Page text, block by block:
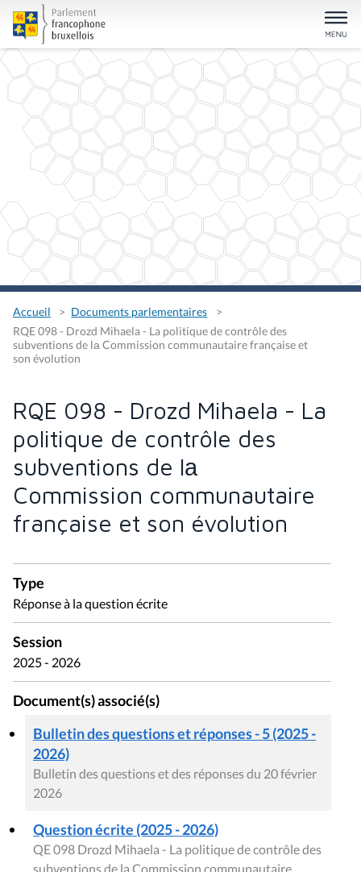
Accueil
Documents parlementaires
RQE 098 - Drozd Mihaela - La politique de contrôle des
subventions de lа Commission communautaire française et
son évolution
RQE 098 - Drozd Mihaela - La
politique de contrôle des
subventions de lа
Commission communautaire
française et son évolution
Type
Réponse à la question écrite
Session
2025 - 2026
Document(s) associé(s)
Bulletin des questions et réponses - 5 (2025 -
2026)
Bulletin des questions et des réponses du 20 février
2026
Question écrite (2025 - 2026)
QE 098 Drozd Mihaela - La politique de contrôle des
subventions de la Commission communautaire